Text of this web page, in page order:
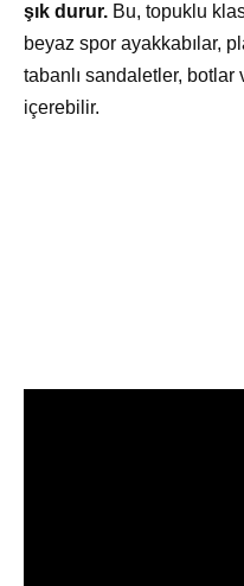
şık durur. Bu, topuklu
beyaz spor ayakkabılar,
tabanlı sandaletler,
içerebilir.